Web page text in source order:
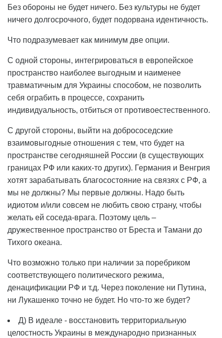
Без обороны не будет ничего. Без культуры не будет
ничего долгосрочного, будет подорвана идентичность.
Что подразумевает как минимум две опции.
С одной стороны, интегрироваться в европейское
пространство наиболее выгодным и наименее
травматичным для Украины способом, не позволить
себя ограбить в процессе, сохранить
индивидуальность, отбиться от противоестественного.
С другой стороны, выйти на добрососедские
взаимовыгодные отношения с тем, что будет на
пространстве сегодняшней России (в существующих
границах РФ или каких-то других). Германия и Венгрия
хотят зарабатывать благосостояние на связях с РФ, а
мы не должны? Мы первые должны. Надо быть
идиотом и/или совсем не любить свою страну, чтобы
желать ей соседа-врага. Поэтому цель –
дружественное пространство от Бреста и Тамани до
Тихого океана.
Что возможно только при наличии за поребриком
соответствующего политического режима,
денацификации РФ и т.д. Через поколение ни Путина,
ни Лукашенко точно не будет. Но что-то же будет?
Д) В идеале - восстановить территориальную
целостность Украины в международно признанных